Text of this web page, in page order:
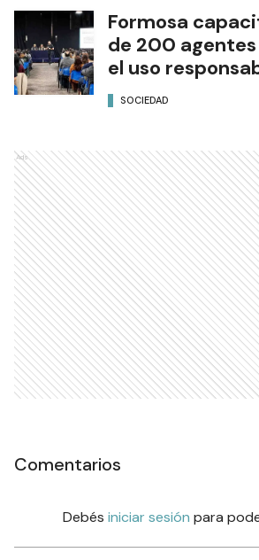
Formosa
de 200
el uso
SOCIEDAD
Ads
Comentarios
Debés iniciar sesión para